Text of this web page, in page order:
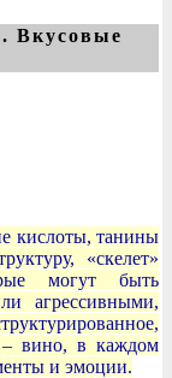
Вкусовые
кислоты, танины
«скелет»
могут быть
агрессивными,
– вино, в каждом
и эмоции.